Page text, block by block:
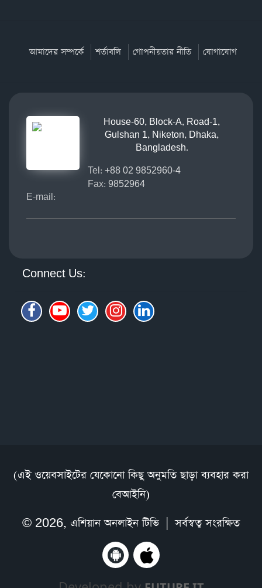
আমাদের সম্পর্কে শর্তাবলি গোপনীয়তার নীতি যোগাযোগ
House-60, Block-A, Road-1,
Gulshan 1, Niketon, Dhaka,
Bangladesh.
Tel: +88 02 9852960-4
Fax: 9852964
E-mail:
Connect Us:
(এই ওয়েবসাইটের যেকোনো কিছু অনুমতি ছাড়া ব্যবহার করা
বেআইনি)
© 2026, এশিয়ান অনলাইন টিভি| সর্বস্বত্ব সংরক্ষিত